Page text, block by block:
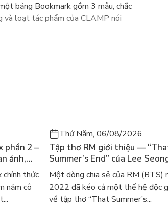
bảng Bookmark gồm 3 mẫu, chắc
và loạt tác phẩm của CLAMP nói
phần 2 –
ảnh,
thức
năm cô
Thứ Năm, 06/08/2026
Tập thơ RM giới thiệu —
Summer’s End” của Lee
ra mắt bản tiếng Anh sau 4
gây sốt
Một dòng chia sẻ của RM (BTS)
2022 đã kéo cả một thế hệ độc
về tập thơ “That Summer’s...